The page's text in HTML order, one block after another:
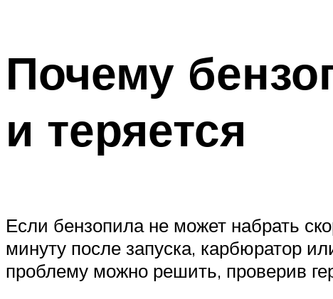
Почему
и теряется
Если бензопила не может набрать
минуту после запуска, карбюратор
проблему можно решить, проверив